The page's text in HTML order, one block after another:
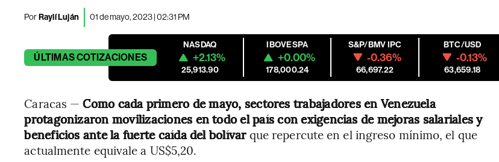
PorRaylí Luján 01 de mayo, 2023 | 02:31 PM
ÚLTIMASCOTIZACIONES
NASDAQ
+2.13%
25,913.90
IBOVESPA
+0.00%
178,000.24
S&P/BMV IPC
-0.36%
66,697.22
BTC/USD
-0.13%
63,659.18
Caracas —Como cada primero de mayo, sectores trabajadores en Venezuela
protagonizaron movilizaciones en todo el país con exigencias de mejoras salariales y
beneficios ante la fuerte caída del bolívarque repercute en el ingreso mínimo, el que
actualmente equivale a US$5,20.